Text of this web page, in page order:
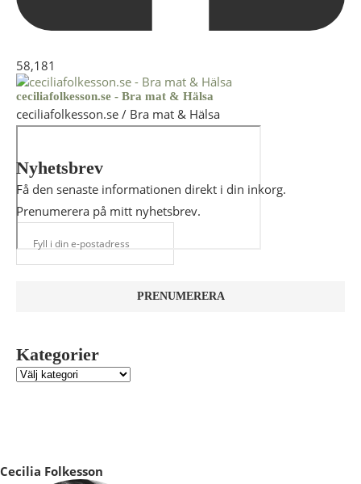
58,181
ceciliafolkesson.se - Bra mat & Hälsa
ceciliafolkesson.se / Bra mat & Hälsa
Nyhetsbrev
Få den senaste informationen direkt i din inkorg.
Prenumerera på mitt nyhetsbrev.
Kategorier
Cecilia Folkesson